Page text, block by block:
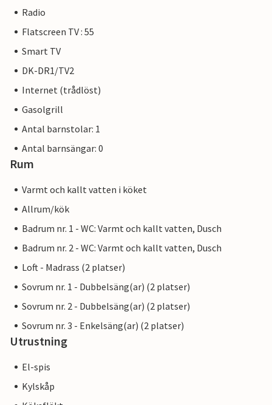
Radio
Flatscreen TV : 55
Smart TV
DK-DR1/TV2
Internet (trådlöst)
Gasolgrill
Antal barnstolar: 1
Antal barnsängar: 0
Rum
Varmt och kallt vatten i köket
Allrum/kök
Badrum nr. 1 - WC: Varmt och kallt vatten, Dusch
Badrum nr. 2 - WC: Varmt och kallt vatten, Dusch
Loft - Madrass (2 platser)
Sovrum nr. 1 - Dubbelsäng(ar) (2 platser)
Sovrum nr. 2 - Dubbelsäng(ar) (2 platser)
Sovrum nr. 3 - Enkelsäng(ar) (2 platser)
Utrustning
El-spis
Kylskåp